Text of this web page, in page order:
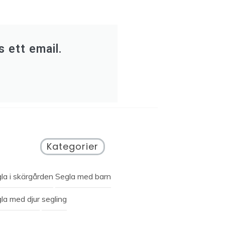
ett email.
Kategorier
i skärgården Segla med barn
med djur segling